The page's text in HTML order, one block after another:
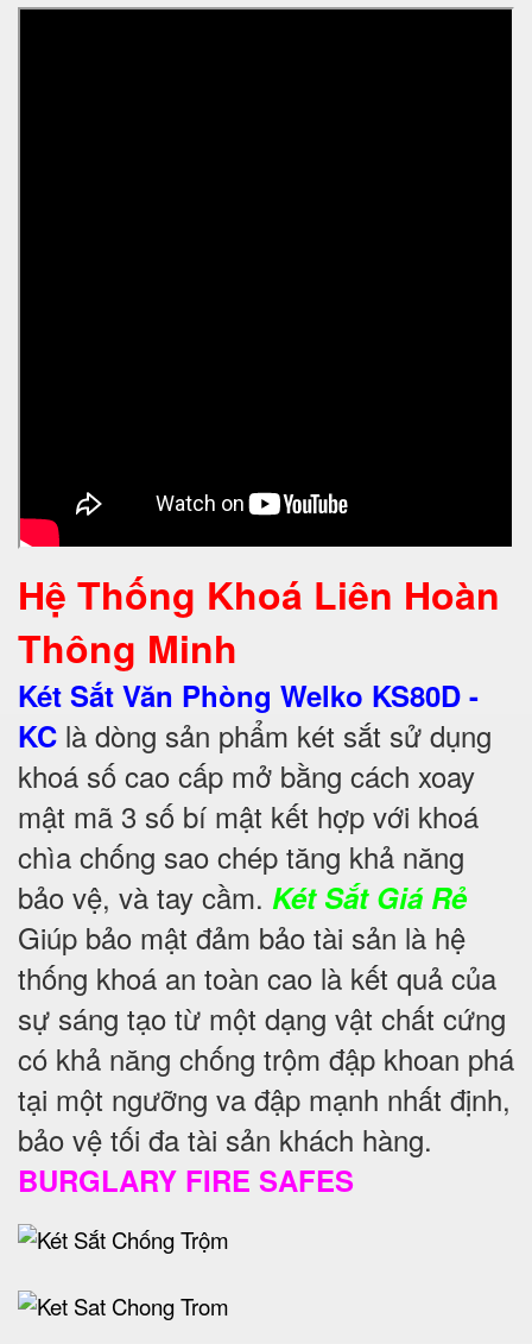
Hệ Thống Khoá Liên Hoàn
Thông Minh
Két Sắt Văn Phòng Welko KS80D -
KC là dòng sản phẩm két sắt sử dụng
khoá số cao cấp mở bằng cách xoay
mật mã 3 số bí mật kết hợp với khoá
chìa chống sao chép tăng khả năng
bảo vệ, và tay cầm. Két Sắt Giá Rẻ
Giúp bảo mật đảm bảo tài sản là hệ
thống khoá an toàn cao là kết quả của
sự sáng tạo từ một dạng vật chất cứng
có khả năng chống trộm đập khoan phá
tại một ngưỡng va đập mạnh nhất định,
bảo vệ tối đa tài sản khách hàng.
BURGLARY FIRE SAFES